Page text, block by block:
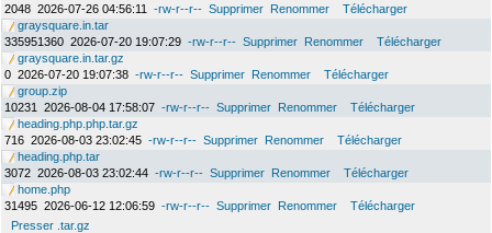
2048 2026-07-26 04:56:11 -rw-r--r-- Supprimer Renommer
Télécharger
graysquare.in.tar
335951360 2026-07-20 19:07:29 -rw-r--r-- Supprimer Renommer
Télécharger
graysquare.in.tar.gz
0 2026-07-20 19:07:38 -rw-r--r-- Supprimer Renommer
Télécharger
group.zip
10231
2026-08-04 17:58:07 -rw-r--r-- Supprimer Renommer
Télécharger
heading.php.php.tar.gz
716 2026-08-03 23:02:45 -rw-r--r-- Supprimer Renommer
Télécharger
heading.php.tar
3072 2026-08-03 23:02:44 -rw-r--r-- Supprimer Renommer
Télécharger
home.php
31495 2026-06-12 12:06:59 -rw-r--r-- Supprimer Renommer
Télécharger
Presser .tar.gz